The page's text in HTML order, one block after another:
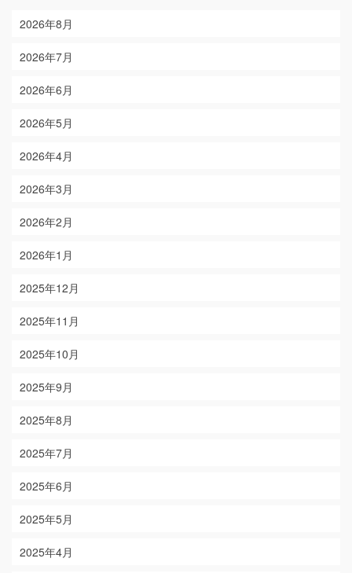
2026年8月
2026年7月
2026年6月
2026年5月
2026年4月
2026年3月
2026年2月
2026年1月
2025年12月
2025年11月
2025年10月
2025年9月
2025年8月
2025年7月
2025年6月
2025年5月
2025年4月